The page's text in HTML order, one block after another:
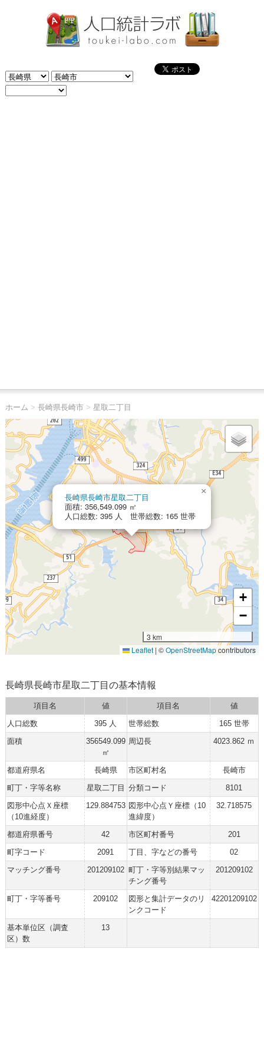
ホーム > 長崎県長崎市> 星取二丁目
長崎県長崎市星取二丁目
面積: 356,549.099 ㎡
人口総数: 395 人 世帯総数: 165 世帯
×
+
−
3 km
Leaflet | ©OpenStreetMapcontributors
長崎県長崎市星取二丁目の基本情報
項目名 値 項目名
値
人口総数
395 人 世帯総数
165 世帯
面積
356549.099
㎡
周辺長 4023.862 ｍ
都道府県名 長崎県 市区町村名
長崎市
町丁・字等名称
星取二丁目 分類コード
8101
図形中心点Ｘ座標
（10進経度）
129.884753 図形中心点Ｙ座標（10
進緯度）
32.718575
都道府県番号 42 市区町村番号
201
町字コード
2091 丁目、字などの番号
02
マッチング番号
201209102 町丁・字等別結果マッ
チング番号
201209102
町丁・字等番号 209102
図形と集計データのリ
ンクコード
42201209102
基本単位区（調査
区）数
13